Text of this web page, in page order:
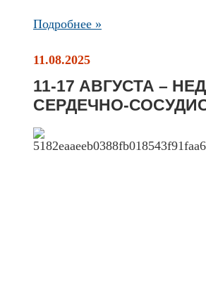
Подробнее »
11.08.2025
11-17 АВГУСТА –
СЕРДЕЧНО-